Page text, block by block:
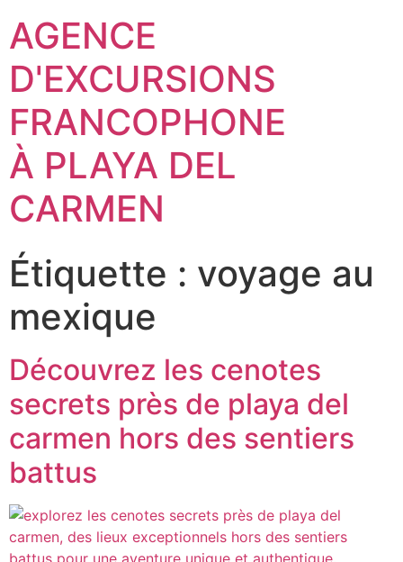
AGENCE
D'EXCURSIONS
FRANCOPHONE
À PLAYA DEL
CARMEN
Étiquette : voyage au
mexique
Découvrez les cenotes
secrets près de playa del
carmen hors des sentiers
battus